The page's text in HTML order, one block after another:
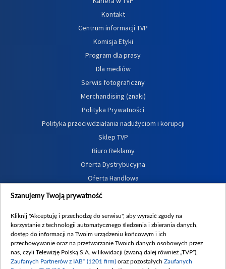
Kontakt
Centrum informacji TVP
Komisja Etyki
Program dla prasy
Dla mediów
Serwis fotograficzny
Merchandising (znaki)
Polityka Prywatności
Polityka przeciwdziałania nadużyciom i korupcji
Sklep TVP
Biuro Reklamy
Oferta Dystrybucyjna
Oferta Handlowa
Dostępność
Procedura zgłoszeń wewnętrznych
Szanujemy Twoją prywatność
Kliknij "Akceptuję i przechodzę do serwisu", aby wyrazić zgody na
korzystanie z technologii automatycznego śledzenia i zbierania danych,
dostęp do informacji na Twoim urządzeniu końcowym i ich
przechowywanie oraz na przetwarzanie Twoich danych osobowych przez
nas, czyli Telewizję Polską S.A. w likwidacji (zwaną dalej również „TVP”),
Zaufanych Partnerów z IAB* (1201 firm) oraz pozostałych Zaufanych